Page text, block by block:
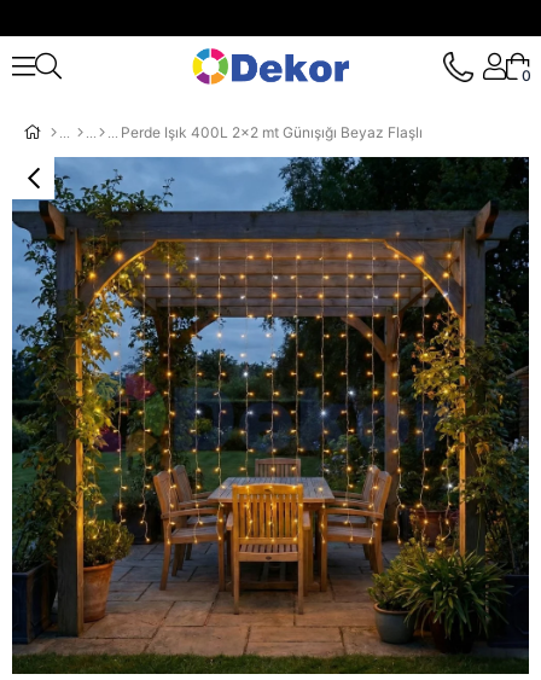
0
Perde Işık 400L 2x2 mt Günışığı Beyaz Flaşlı